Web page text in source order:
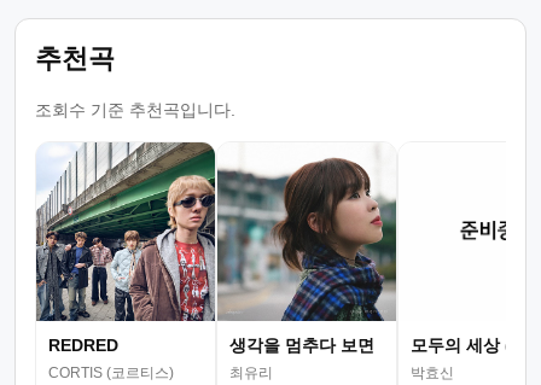
추천곡
조회수 기준 추천곡입니다.
REDRED
CORTIS (코르티스)
생각을 멈추다 보면
최유리
모두의 세상 (뮤
박효신